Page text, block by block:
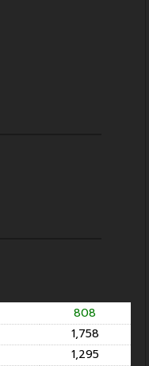
808
1,758
1,295